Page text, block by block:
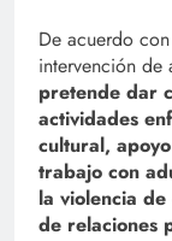
De acuerdo
intervención de
pretende dar
actividades
cultural,
trabajo con
la violencia
de relaciones